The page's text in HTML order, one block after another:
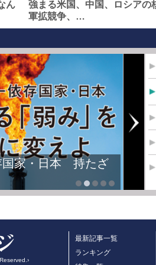
ん
強まる米国、中国、ロシアの
軍拡競争、…
国家・日本 持たざ
最新記事一覧
ランキング